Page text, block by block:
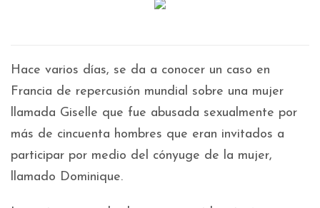
Hace varios días, se da a conocer un caso en
Francia de repercusión mundial sobre una mujer
llamada Giselle que fue abusada sexualmente por
más de cincuenta hombres que eran invitados a
participar por medio del cónyuge de la mujer,
llamado Dominique.